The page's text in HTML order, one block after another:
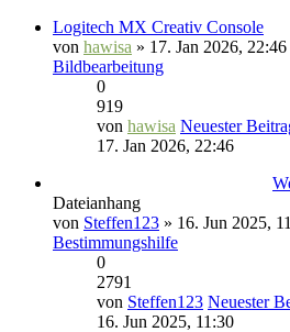
Logitech MX Creativ Console
von hawisa » 17. Jan 2026,
Bildbearbeitung
0
919
von hawisa Neuester
17. Jan 2026, 22:46
Dateianhang
von Steffen123 » 16. Jun 2025,
Bestimmungshilfe
0
2791
von Steffen123 Neuester
16. Jun 2025, 11:30